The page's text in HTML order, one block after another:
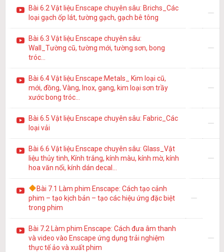
Bài 6.2 Vật liệu Enscape chuyên sâu: Brichs_Các
loại gạch ốp lát, tường gạch, gạch bê tông
Bài 6.3 Vật liệu Enscape chuyên sâu:
Wall_Tường cũ, tường mới, tường sơn, bong
tróc…
Bài 6.4 Vật liệu Enscape:Metals_ Kim loại cũ,
mới, đồng, Vàng, Inox, gang, kim loại sơn trầy
xước bong tróc…
Bài 6.5 Vật liệu Enscape chuyên sâu: Fabric_Các
loại vải
Bài 6.6 Vật liệu Enscape chuyên sâu: Glass_Vật
liệu thủy tinh, Kính trắng, kính màu, kính mờ, kính
hoa văn nổi, kính dán decal…
Bài 7.1 Làm phim Enscape: Cách tạo cảnh
phim – tạo kịch bản – tạo các hiệu ứng đặc biệt
trong phim
Bài 7.2 Làm phim Enscape: Cách đưa âm thanh
và video vào Enscape ứng dụng trải nghiệm
thực tế ảo và xuất phim